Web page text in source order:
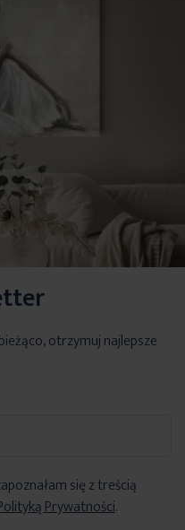
otrzymuj najlepsze
się z treścią
Prywatności.